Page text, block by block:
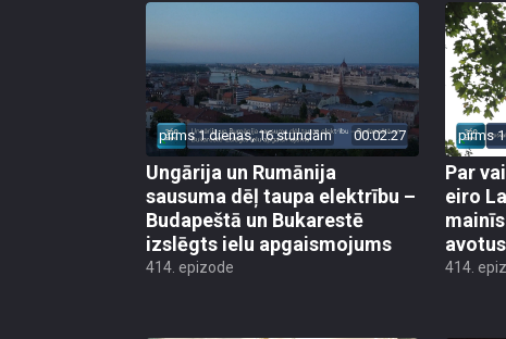
pirms 1 dienas, 16 stundām 00:02:27
Ungārija un Rumānija
sausuma dēļ taupa elektrību –
Budapeštā un Bukarestē
izslēgts ielu apgaismojums
414. epizode
pirms
Par
eiro
avotus
414.